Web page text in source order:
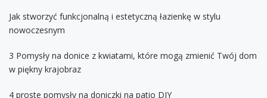
Jak stworzyć funkcjonalną i estetyczną łazienkę w stylu
nowoczesnym
3 Pomysły na donice z kwiatami, które mogą zmienić Twój dom
w piękny krajobraz
4 proste pomysły na doniczki na patio DIY